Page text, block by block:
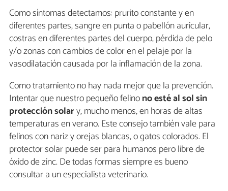
Como síntomas detectamos: prurito constante y en
diferentes partes, sangre en punta o pabellón auricular,
costras en diferentes partes del cuerpo, pérdida de pelo
y/o zonas con cambios de color en el pelaje por la
vasodilatación causada por la inflamación de la zona.
Como tratamiento no hay nada mejor que la prevención.
Intentar que nuestro pequeño felinono esté al sol sin
protección solary, mucho menos, en horas de altas
temperaturas en verano. Este consejo también vale para
felinos con nariz y orejas blancas, o gatos colorados. El
protector solar puede ser para humanos pero libre de
óxido de zinc. De todas formas siempre es bueno
consultar a un especialista veterinario.